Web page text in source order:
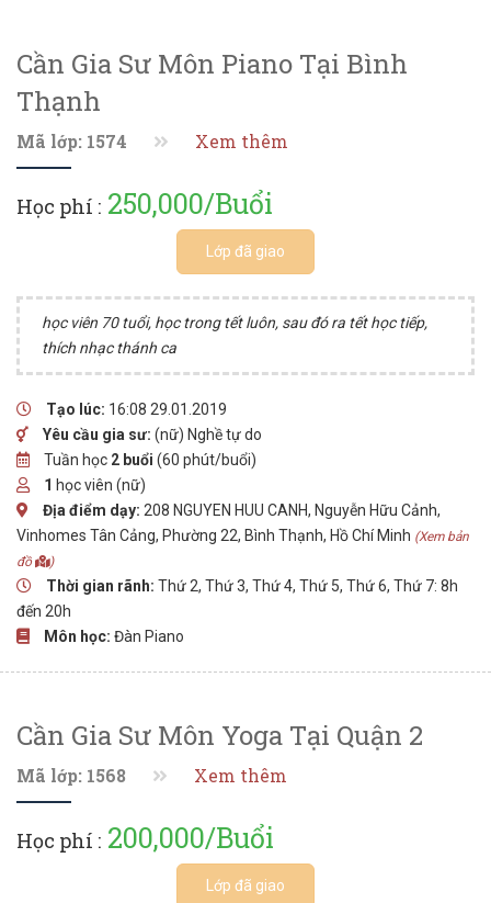
Cần Gia Sư Môn Piano Tại Bình
Thạnh
Mã lớp: 1574 Xem thêm
Học phí : 250,000/Buổi
Lớp đã giao
học viên 70 tuổi, học trong tết luôn, sau đó ra tết học tiếp,
thích nhạc thánh ca
Tạo lúc: 16:08 29.01.2019
Yêu cầu gia sư: (nữ) Nghề tự do
Tuần học 2 buổi (60 phút/buổi)
1 học viên (nữ)
Địa điểm dạy: 208 NGUYEN HUU CANH, Nguyễn Hữu Cảnh,
Vinhomes Tân Cảng, Phường 22, Bình Thạnh, Hồ Chí Minh (Xem bản
đồ
)
Thời gian rãnh: Thứ 2, Thứ 3, Thứ 4, Thứ 5, Thứ 6, Thứ 7: 8h
đến 20h
Môn học: Đàn Piano
Cần Gia Sư Môn Yoga Tại Quận 2
Mã lớp: 1568 Xem thêm
Học phí : 200,000/Buổi
Lớp đã giao